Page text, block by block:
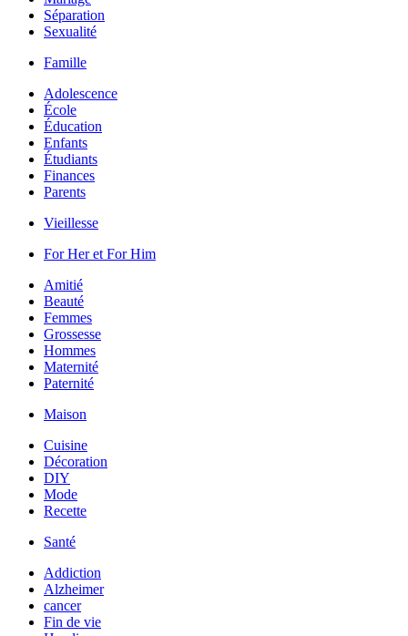
Séparation
Sexualité
Famille
Adolescence
École
Éducation
Enfants
Étudiants
Finances
Parents
Vieillesse
For Her et For Him
Amitié
Beauté
Femmes
Grossesse
Hommes
Maternité
Paternité
Maison
Cuisine
Décoration
DIY
Mode
Recette
Santé
Addiction
Alzheimer
cancer
Fin de vie